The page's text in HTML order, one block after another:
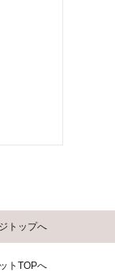
トップへ
トTOPへ